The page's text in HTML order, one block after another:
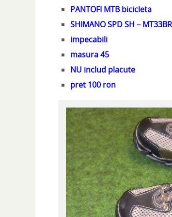
PANTOFI MTB bicicleta
SHIMANO SPD SH – MT33BR
impecabili
masura 45
NU includ placute
pret 100 ron